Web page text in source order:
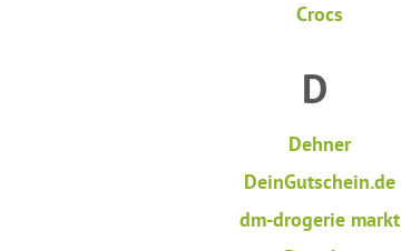
Crocs
D
Dehner
DeinGutschein.de
dm-drogerie markt